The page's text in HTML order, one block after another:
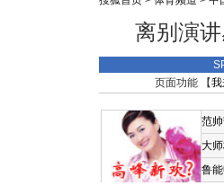
离别演
页面功能 【我
范
大
鲁